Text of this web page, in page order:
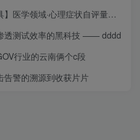
医学领域·心理症状自评量表SCL-90
透测试效率的黑科技 —— dddd
行业的云南俩个c段
告警的溯源到收获片片